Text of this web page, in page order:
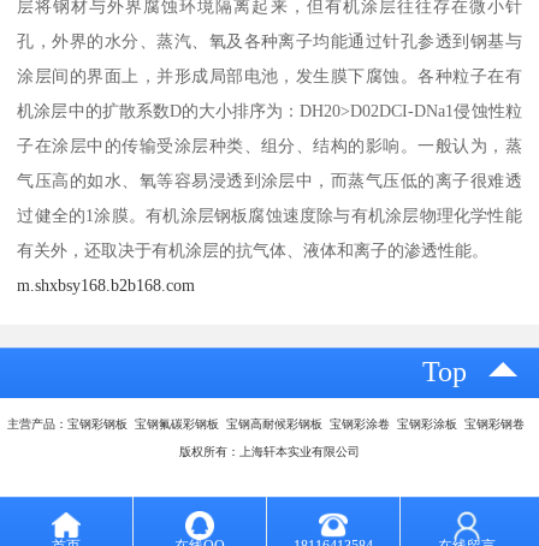
层将钢材与外界腐蚀环境隔离起来，但有机涂层往往存在微小针
孔，外界的水分、蒸汽、氧及各种离子均能通过针孔参透到钢基与
涂层间的界面上，并形成局部电池，发生膜下腐蚀。各种粒子在有
机涂层中的扩散系数D的大小排序为：DH20>D02DCI-DNa1侵蚀性粒
子在涂层中的传输受涂层种类、组分、结构的影响。一般认为，蒸
气压高的如水、氧等容易浸透到涂层中，而蒸气压低的离子很难透
过健全的1涂膜。有机涂层钢板腐蚀速度除与有机涂层物理化学性能
有关外，还取决于有机涂层的抗气体、液体和离子的渗透性能。
m.shxbsy168.b2b168.com
Top
主营产品：宝钢彩钢板 宝钢氟碳彩钢板 宝钢高耐候彩钢板 宝钢彩涂卷 宝钢彩涂板 宝钢彩钢卷
版权所有：上海轩本实业有限公司